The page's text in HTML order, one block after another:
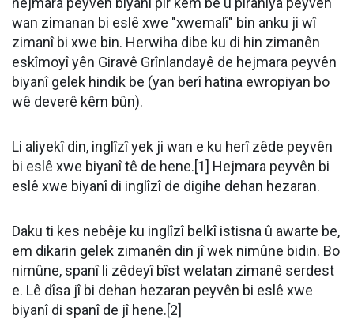
wan zimanan bi eslê xwe "xwemalî" bin anku ji wî
zimanî bi xwe bin. Herwiha dibe ku di hin zimanên
eskîmoyî yên Giravê Grînlandayê de hejmara peyvên
biyanî gelek hindik be (yan berî hatina ewropiyan bo
wê deverê kêm bûn).
Li aliyekî din, inglîzî yek ji wan e ku herî zêde peyvên
bi eslê xwe biyanî tê de hene.[1] Hejmara peyvên bi
eslê xwe biyanî di inglîzî de digihe dehan hezaran.
Daku ti kes nebêje ku inglîzî belkî istisna û awarte be,
em dikarin gelek zimanên din jî wek nimûne bidin. Bo
nimûne, spanî li zêdeyî bîst welatan zimanê serdest
e. Lê dîsa jî bi dehan hezaran peyvên bi eslê xwe
biyanî di spanî de jî hene.[2]